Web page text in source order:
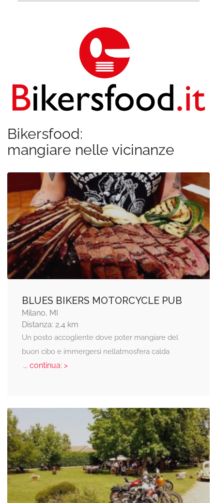
Bikersfood:
mangiare nelle vicinanze
BLUES BIKERS MOTORCYCLE PUB
Milano, MI
Distanza: 2,4 km
Un posto accogliente dove poter mangiare del
buon cibo e immergersi nellatmosfera calda
... continua: >